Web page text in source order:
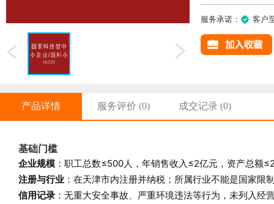
服务承诺： 客户
产品详情 服务评价 (0) 成交记录 (0)
基础门槛
企业规模 ：职工总数≤500人，年销售收入≤2亿元，资产总额
注册与行业 ：在天津市内注册并纳税；所属行业不能是国家限
信用记录 ：无重大安全事故、严重环境违法等行为，未列入经